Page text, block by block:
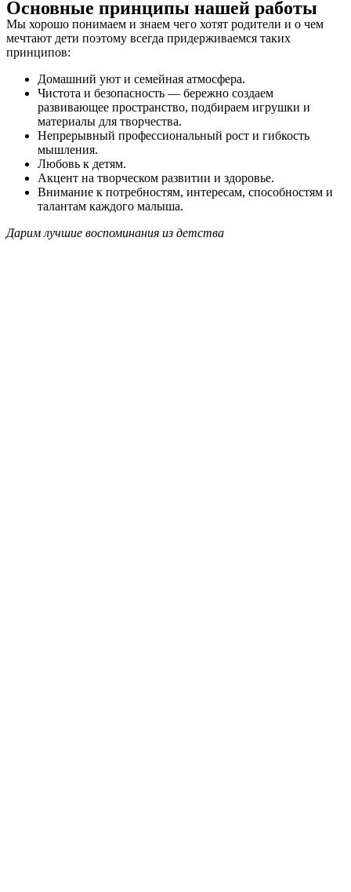
Основные принципы нашей работы
Мы хорошо понимаем и знаем чего хотят родители и о чем
мечтают дети поэтому всегда придерживаемся таких
принципов:
Домашний уют и семейная атмосфера.
Чистота и безопасность — бережно создаем
развивающее пространство, подбираем игрушки и
материалы для творчества.
Непрерывный профессиональный рост и гибкость
мышления.
Любовь к детям.
Акцент на творческом развитии и здоровье.
Внимание к потребностям, интересам, способностям и
талантам каждого малыша.
Дарим лучшие воспоминания из детства